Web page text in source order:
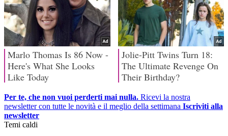
Per te, che non vuoi perderti mai nulla. Ricevi la nostra
newsletter con tutte le novità e il meglio della settimana Iscriviti alla
newsletter
Temi caldi